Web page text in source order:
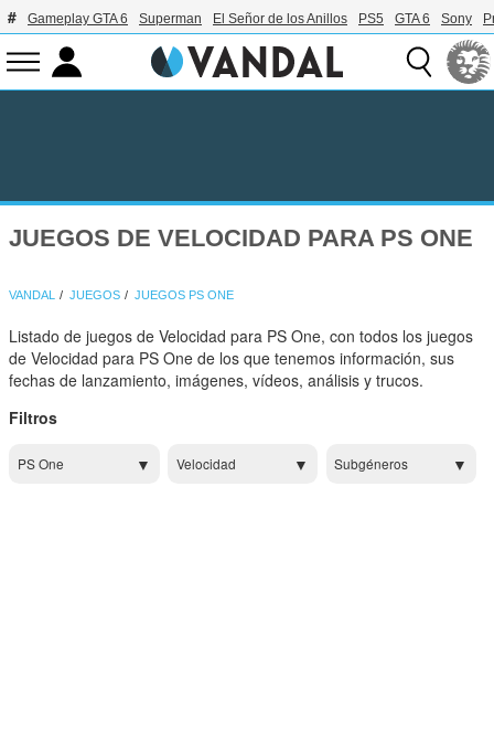
Gameplay GTA 6 Superman El Señor de los Anillos PS5 GTA 6 Sony
JUEGOS DE VELOCIDAD PARA PS ONE
VANDAL JUEGOS JUEGOS PS ONE
Listado de juegos de Velocidad para PS One, con todos los juegos
de Velocidad para PS One de los que tenemos información, sus
fechas de lanzamiento, imágenes, vídeos, análisis y trucos.
Filtros
PS One Velocidad Subgéneros